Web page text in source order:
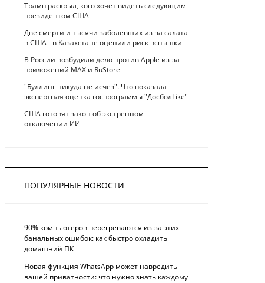
Трамп раскрыл, кого хочет видеть следующим
президентом США
Две смерти и тысячи заболевших из-за салата
в США - в Казахстане оценили риск вспышки
В России возбудили дело против Apple из-за
приложений MAX и RuStore
"Буллинг никуда не исчез". Что показала
экспертная оценка госпрограммы "ДосболLike"
США готовят закон об экстренном
отключении ИИ
ПОПУЛЯРНЫЕ НОВОСТИ
90% компьютеров перегреваются из-за этих
банальных ошибок: как быстро охладить
домашний ПК
Новая функция WhatsApp может навредить
вашей приватности: что нужно знать каждому